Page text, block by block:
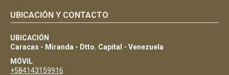
UBICACIÓN Y CONTACTO
UBICACIÓN
Caracas - Miranda - Dtto. Capital - Venezuela
MÓVIL
+584143159916